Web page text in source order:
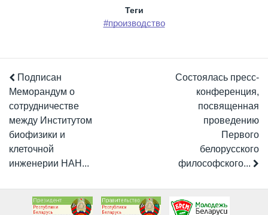
Теги
#производство
Подписан
Меморандум о
сотрудничестве
между Институтом
биофизики и
клеточной
инженерии НАН...
Состоялась пресс-
конференция,
посвященная
проведению
Первого
белорусского
философского...